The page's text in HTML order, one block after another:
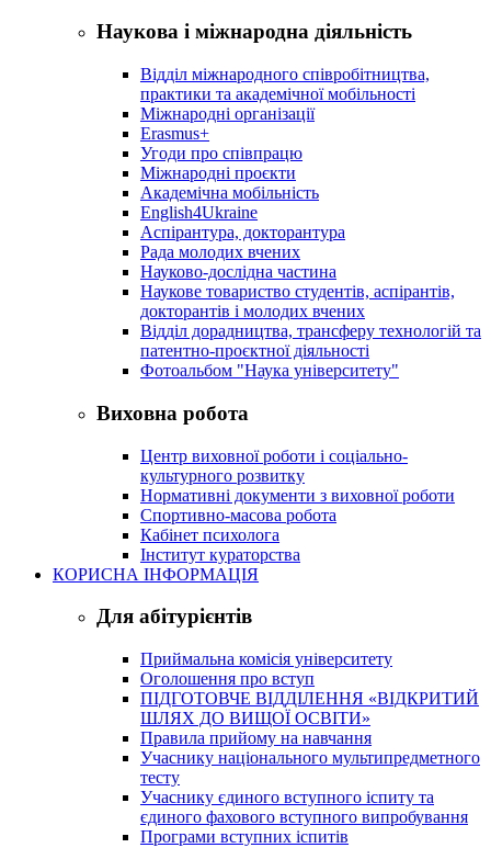
Наукова і міжнародна діяльність
Відділ міжнародного співробітництва,
практики та академічної мобільності
Міжнародні організації
Erasmus+
Угоди про співпрацю
Міжнародні проєкти
Академічна мобільність
English4Ukraine
Аспірантура, докторантура
Рада молодих вчених
Науково-дослідна частина
Наукове товариство студентів, аспірантів,
докторантів і молодих вчених
Відділ дорадництва, трансферу технологій та
патентно-проєктної діяльності
Фотоальбом "Наука університету"
Виховна робота
Центр виховної роботи і соціально-
культурного розвитку
Нормативні документи з виховної роботи
Спортивно-масова робота
Кабінет психолога
Інститут кураторства
КОРИСНА ІНФОРМАЦІЯ
Для абітурієнтів
Приймальна комісія університету
Оголошення про вступ
ПІДГОТОВЧЕ ВІДДІЛЕННЯ «ВІДКРИТИЙ
ШЛЯХ ДО ВИЩОЇ ОСВІТИ»
Правила прийому на навчання
Учаснику національного мультипредметного
тесту
Учаснику єдиного вступного іспиту та
єдиного фахового вступного випробування
Програми вступних іспитів